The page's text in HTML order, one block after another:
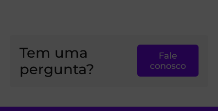
Tem uma
pergunta?
Fale
conosco